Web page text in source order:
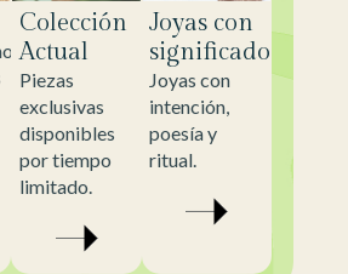
Colección
Actual
Piezas
exclusivas
disponibles
por tiempo
limitado.
Joyas con
significado
Joyas con
intención,
poesía y
ritual.